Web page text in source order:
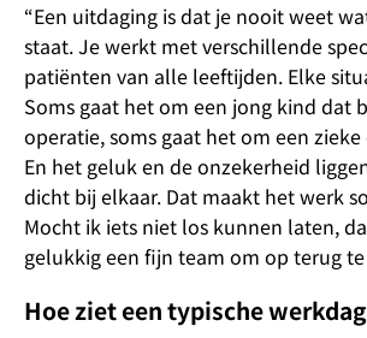
“Een uitdaging is dat je nooit weet
staat. Je werkt met verschillende
patiënten van alle leeftijden. Elke
Soms gaat het om een jong kind dat
operatie, soms gaat het om een
En het geluk en de onzekerheid
dicht bij elkaar. Dat maakt het werk
Mocht ik iets niet los kunnen laten,
gelukkig een fijn team om op terug te
Hoe ziet een typische